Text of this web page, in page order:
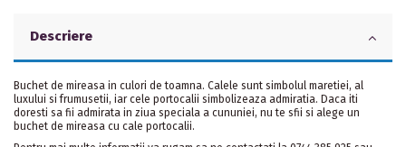
Descriere
Buchet de mireasa in culori de toamna. Calele sunt simbolul maretiei, al
luxului si frumusetii, iar cele portocalii simbolizeaza admiratia. Daca iti
doresti sa fii admirata in ziua speciala a cununiei, nu te sfii si alege un
buchet de mireasa cu cale portocalii.